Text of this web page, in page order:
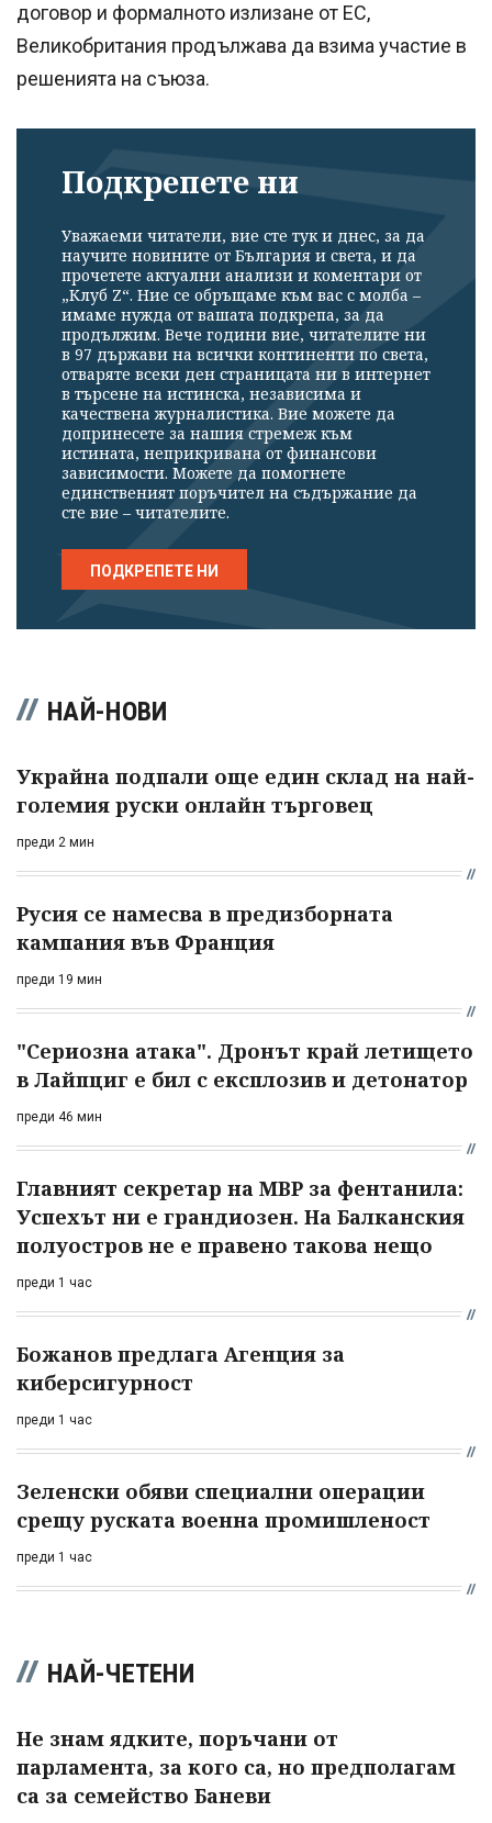
Успешно
излязохте от
профила си!
договор и формалното излизане от ЕС,
Великобритания продължава да взима участие в
решенията на съюза.
Подкрепете ни
Уважаеми читатели, вие сте тук и днес, за да
научите новините от България и света, и да
прочетете актуални анализи и коментари от
„Клуб Z“. Ние се обръщаме към вас с молба –
имаме нужда от вашата подкрепа, за да
продължим. Вече години вие, читателите ни
в 97 държави на всички континенти по света,
отваряте всеки ден страницата ни в интернет
в търсене на истинска, независима и
качествена журналистика. Вие можете да
допринесете за нашия стремеж към
истината, неприкривана от финансови
зависимости. Можете да помогнете
единственият поръчител на съдържание да
сте вие – читателите.
ПОДКРЕПЕТЕ НИ
НАЙ-НОВИ
Украйна подпали още един склад на най-
големия руски онлайн търговец
преди 2 мин
Русия се намесва в предизборната
кампания във Франция
преди 19 мин
"Сериозна атака". Дронът край летището
в Лайпциг е бил с експлозив и детонатор
преди 46 мин
Главният секретар на МВР за фентанила:
Успехът ни е грандиозен. На Балканския
полуостров не е правено такова нещо
преди 1 час
Божанов предлага Агенция за
киберсигурност
преди 1 час
Зеленски обяви специални операции
срещу руската военна промишленост
преди 1 час
НАЙ-ЧЕТЕНИ
Не знам ядките, поръчани от
парламента, за кого са, но предполагам
са за семейство Баневи